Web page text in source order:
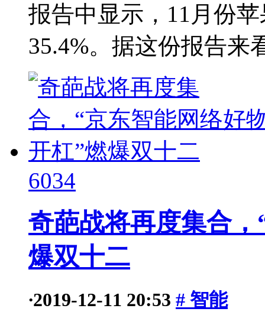
报告中显示，11月份
35.4%。据这份报告来
6034
奇葩战将再度集合
爆双十二
·2019-12-11 20:53 # 智能